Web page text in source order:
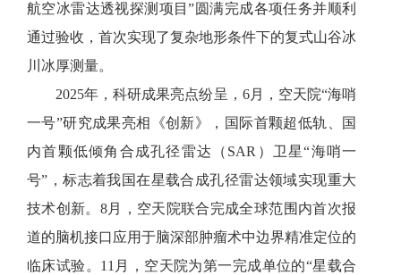
航空冰雷达透视探测项目”圆满完成各项任务并顺利
通过验收，首次实现了复杂地形条件下的复式山谷冰
川冰厚测量。
2025年，科研成果亮点纷呈，6月，空天院“海哨
一号”研究成果亮相《创新》，国际首颗超低轨、国
内首颗低倾角合成孔径雷达（SAR）卫星“海哨一
号”，标志着我国在星载合成孔径雷达领域实现重大
技术创新。8月，空天院联合完成全球范围内首次报
道的脑机接口应用于脑深部肿瘤术中边界精准定位的
临床试验。11月，空天院为第一完成单位的“星载合